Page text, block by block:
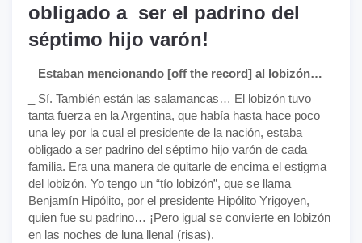
obligado a ser el padrino del
séptimo hijo varón!
_ Estaban mencionando [off the record] al lobizón…
_ Sí. También están las salamancas… El lobizón tuvo
tanta fuerza en la Argentina, que había hasta hace poco
una ley por la cual el presidente de la nación, estaba
obligado a ser padrino del séptimo hijo varón de cada
familia. Era una manera de quitarle de encima el estigma
del lobizón. Yo tengo un “tío lobizón”, que se llama
Benjamín Hipólito, por el presidente Hipólito Yrigoyen,
quien fue su padrino… ¡Pero igual se convierte en lobizón
en las noches de luna llena! (risas).